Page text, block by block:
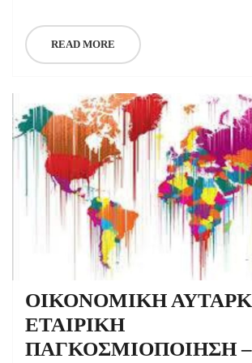
READ MORE
ΟΙΚΟΝΟΜΙΚΗ
ΕΤΑΙΡΙΚΗ
ΠΑΓΚΟΣΜΙΟΠΟΙΗΣΗ